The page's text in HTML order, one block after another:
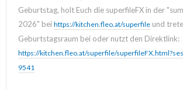
Geburtstag, holt Euch die superfileFX in der
2026" bei https://kitchen.fleo.at/superfile und
Geburtstagsraum bei oder nutzt den Direktlink:
https://kitchen.fleo.at/superfile/
9541